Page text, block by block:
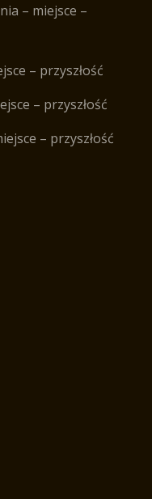
– miejsce –
– przyszłość
– przyszłość
– przyszłość